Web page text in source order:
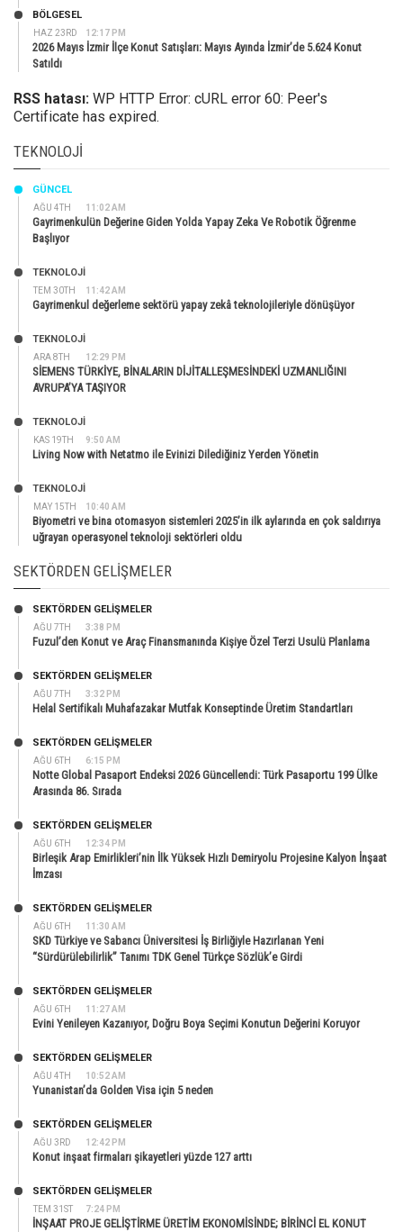
HAZ 23RD 12:17 PM
BÖLGESEL
2026 Mayıs İzmir İlçe Konut Satışları: Mayıs Ayında İzmir’de 5.624 Konut
Satıldı
RSS hatası: WP HTTP Error: cURL error 60: Peer's
Certificate has expired.
TEKNOLOJI
AĞU 4TH 11:02 AM
GÜNCEL
Gayrimenkulün Değerine Giden Yolda Yapay Zeka Ve Robotik Öğrenme
Başlıyor
TEM 30TH 11:42 AM
TEKNOLOJİ
Gayrimenkul değerleme sektörü yapay zekâ teknolojileriyle dönüşüyor
ARA 8TH 12:29 PM
TEKNOLOJİ
SİEMENS TÜRKİYE, BİNALARIN DİJİTALLEŞMESİNDEKİ UZMANLIĞINI
AVRUPA’YA TAŞIYOR
KAS 19TH 9:50 AM
TEKNOLOJİ
Living Now with Netatmo ile Evinizi Dilediğiniz Yerden Yönetin
MAY 15TH 10:40 AM
TEKNOLOJİ
Biyometri ve bina otomasyon sistemleri 2025’in ilk aylarında en çok saldırıya
uğrayan operasyonel teknoloji sektörleri oldu
SEKTÖRDEN GELIŞMELER
AĞU 7TH 3:38 PM
SEKTÖRDEN GELIŞMELER
Fuzul’den Konut ve Araç Finansmanında Kişiye Özel Terzi Usulü Planlama
AĞU 7TH 3:32 PM
SEKTÖRDEN GELIŞMELER
Helal Sertifikalı Muhafazakar Mutfak Konseptinde Üretim Standartları
AĞU 6TH 6:15 PM
SEKTÖRDEN GELIŞMELER
Notte Global Pasaport Endeksi 2026 Güncellendi: Türk Pasaportu 199 Ülke
Arasında 86. Sırada
AĞU 6TH 12:34 PM
SEKTÖRDEN GELIŞMELER
Birleşik Arap Emirlikleri’nin İlk Yüksek Hızlı Demiryolu Projesine Kalyon İnşaat
İmzası
AĞU 6TH 11:30 AM
SEKTÖRDEN GELIŞMELER
SKD Türkiye ve Sabancı Üniversitesi İş Birliğiyle Hazırlanan Yeni
“Sürdürülebilirlik” Tanımı TDK Genel Türkçe Sözlük’e Girdi
AĞU 6TH 11:27 AM
SEKTÖRDEN GELIŞMELER
Evini Yenileyen Kazanıyor, Doğru Boya Seçimi Konutun Değerini Koruyor
AĞU 4TH 10:52 AM
SEKTÖRDEN GELIŞMELER
Yunanistan’da Golden Visa için 5 neden
AĞU 3RD 12:42 PM
SEKTÖRDEN GELIŞMELER
Konut inşaat firmaları şikayetleri yüzde 127 arttı
TEM 31ST 7:24 PM
SEKTÖRDEN GELIŞMELER
İNŞAAT PROJE GELİŞTİRME ÜRETİM EKONOMİSİNDE; BİRİNCİ EL KONUT